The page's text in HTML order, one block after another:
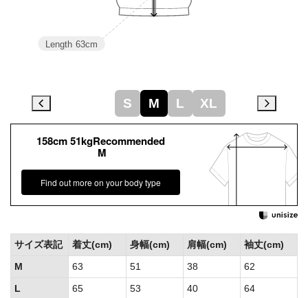
サイズ表記 着丈(cm) 身幅(cm) 肩幅(cm)
袖丈(cm)
M
63 51 38
62
L
65 53 40
64
158cm 51kgRecommended
M
Find out more on your body type
Length 63cm
S M L XL